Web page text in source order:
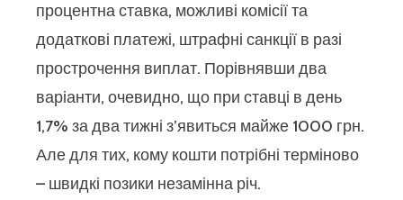
процентна ставка, можливі комісії та
додаткові платежі, штрафні санкції в разі
прострочення виплат. Порівнявши два
варіанти, очевидно, що при ставці в день
1,7% за два тижні з’явиться майже 1000 грн.
Але для тих, кому кошти потрібні терміново
– швидкі позики незамінна річ.